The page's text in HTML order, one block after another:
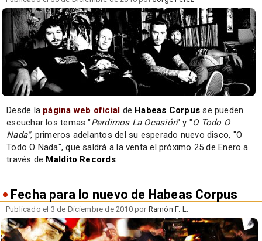
Desde la página web oficial de Habeas Corpus se pueden
escuchar los temas "Perdimos La Ocasión" y "O Todo O
Nada", primeros adelantos del su esperado nuevo disco, "O
Todo O Nada", que saldrá a la venta el próximo 25 de Enero a
través de Maldito Records
Fecha para lo nuevo de Habeas Corpus
Publicado el 3 de Diciembre de 2010 por Ramón F. L.